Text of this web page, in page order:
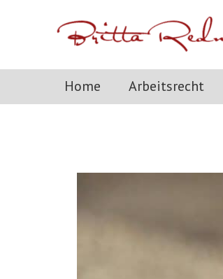
Home Arbeitsrecht